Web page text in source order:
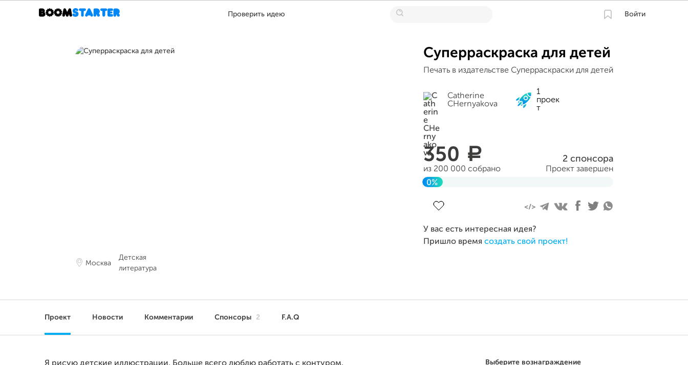
Проверить идею Войти
Москва
Детская
литература
Суперраскраска для детей
Печать в издательстве Суперраскраски для детей
Catherine
CHernyakova
1
проек
т
350 a
из 200 000 собрано
2 спонсора
Проект завершен
0%
У вас есть интересная идея?
Пришло время создать свой проект!
Проект Новости Комментарии Спонсоры 2 F.A.Q
Выберите вознаграждение